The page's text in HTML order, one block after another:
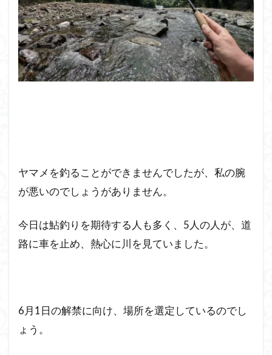
ヤマメを釣ることができませんでしたが、私の腕
が悪いのでしょうがありません。
今日は鮎釣りを期待する人も多く、5人の人が、道
路に車を止め、熱心に川を見ていました。
6月1日の解禁に向け、場所を選定しているのでし
ょう。